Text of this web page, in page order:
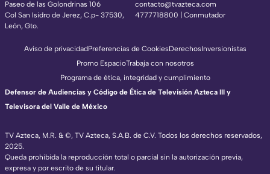
Paseo de las Golondrinas 106
Col San Isidro de Jerez, C.p- 37530,
León, Gto.
contacto@tvazteca.com
4777718800 | Conmutador
TV Azteca, M.R. & ©, TV Azteca, S.A.B. de C.V. Todos los derechos reservados,
2025.
Queda prohibida la reproducción total o parcial sin la autorización previa,
expresa y por escrito de su titular.
Aviso de privacidadPreferencias de CookiesDerechosInversionistas
Promo EspacioTrabaja con nosotros
Programa de ética, integridad y cumplimiento
Defensor de Audiencias y Código de Ética de Televisión Azteca III y
Televisora del Valle de México